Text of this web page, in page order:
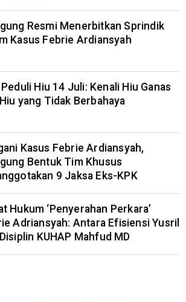
Resmi Menerbitkan Sprindik
Kasus Febrie Ardiansyah
Peduli Hiu 14 Juli: Kenali Hiu Ganas
yang Tidak Berbahaya
Kasus Febrie Ardiansyah,
Bentuk Tim Khusus
9 Jaksa Eks-KPK
Hukum ‘Penyerahan Perkara’
Adriansyah: Antara Efisiensi Yusril
KUHAP Mahfud MD